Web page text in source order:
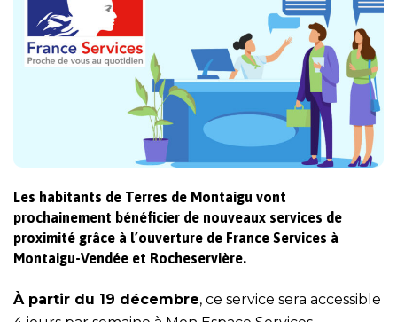
Les habitants de Terres de Montaigu vont
prochainement bénéficier de nouveaux services de
proximité grâce à l’ouverture de France Services à
Montaigu-Vendée et Rocheservière.
À partir du 19 décembre, ce service sera accessible